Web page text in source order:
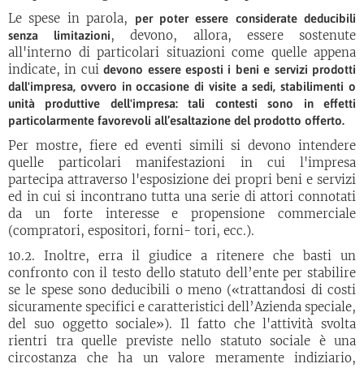
Le spese in parola,
per poter essere considerate deducibili
senza limitazioni, devono, allora, essere sostenute
all'interno di particolari situazioni come quelle appena
indicate, in cuidevono essere esposti i beni e servizi prodotti
dall'impresa, ovvero in occasione di visite a sedi, stabilimenti o
unità produttive dell'impresa: tali contesti sono in effetti
particolarmente favorevoli all’esaltazione del prodotto offerto.
Per mostre, fiere ed eventi simili si devono intendere
quelle particolari manifestazioni in cui l'impresa
partecipa attraverso l'esposizione dei propri beni e servizi
ed in cui si incontrano tutta una serie di attori connotati
da un forte interesse e propensione commerciale
(compratori, espositori, forni- tori, ecc.).
10.2. Inoltre, erra il giudice a ritenere che basti un
confronto con il testo dello statuto dell’ente per stabilire
se le spese sono deducibili o meno («trattandosi di costi
sicuramente specifici e caratteristici dell’Azienda speciale,
del suo oggetto sociale»). Il fatto che l'attività svolta
rientri tra quelle previste nello statuto sociale è una
circostanza che ha un valore meramente indiziario,